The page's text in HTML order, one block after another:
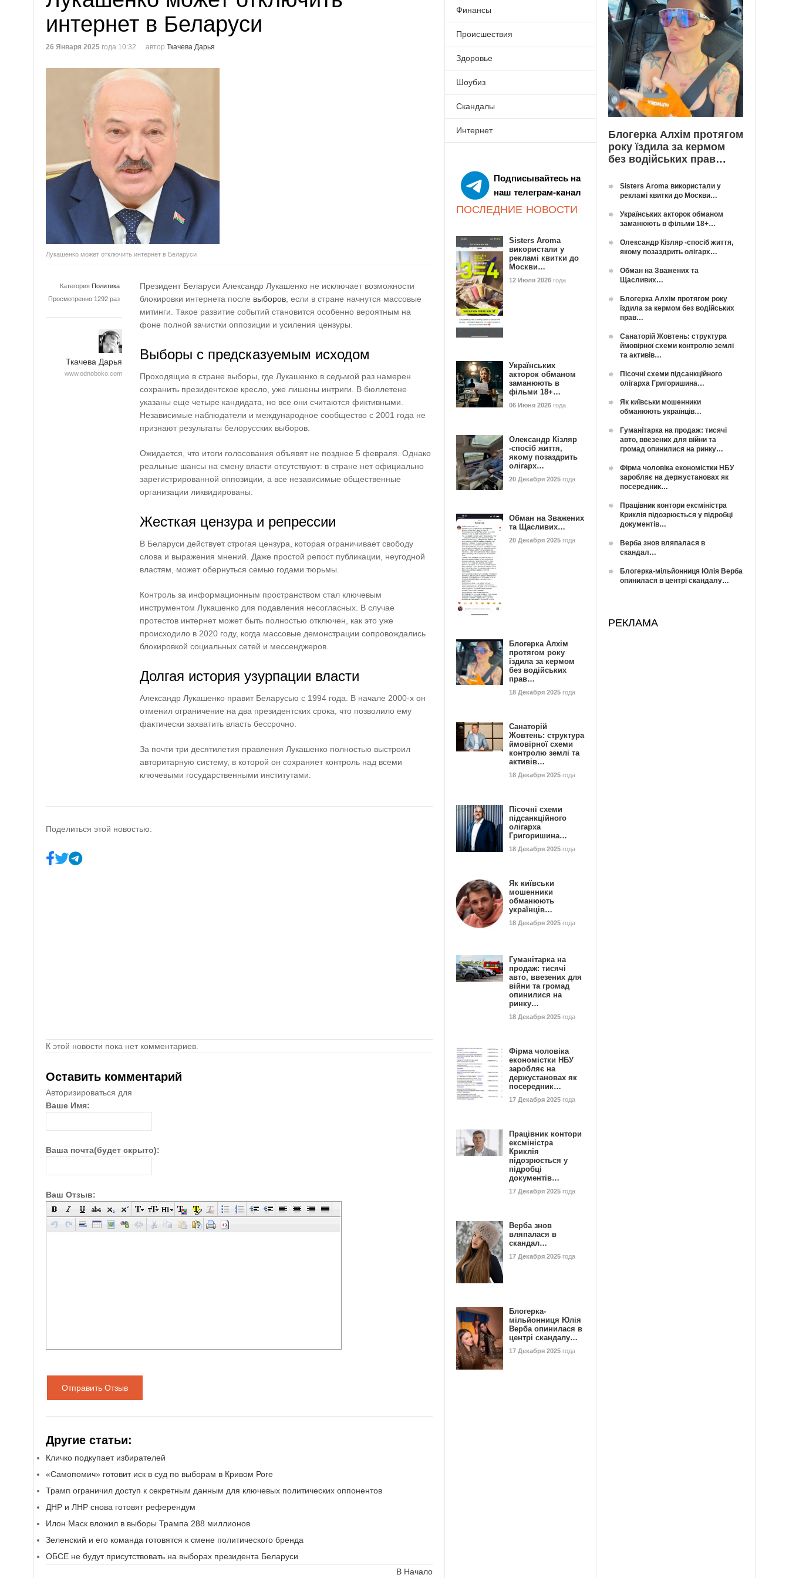
интернет в Беларуси
26 Января 2025 года 10:32 автор Ткачева Дарья
Лукашенко может отключить интернет в Беларуси
Категория Политика
Просмотренно 1292 раз
Ткачева Дарья
www.odnoboko.com
Президент Беларуси Александр Лукашенко не исключает возможности
блокировки интернета после выборов , если в стране начнутся массовые
митинги. Такое развитие событий становится особенно вероятным на
фоне полной зачистки оппозиции и усиления цензуры.
Выборы с предсказуемым исходом
Проходящие в стране выборы, где Лукашенко в седьмой раз намерен
сохранить президентское кресло, уже лишены интриги. В бюллетене
указаны еще четыре кандидата, но все они считаются фиктивными.
Независимые наблюдатели и международное сообщество с 2001 года не
признают результаты белорусских выборов.
Ожидается, что итоги голосования объявят не позднее 5 февраля. Однако
реальные шансы на смену власти отсутствуют: в стране нет официально
зарегистрированной оппозиции, а все независимые общественные
организации ликвидированы.
Жесткая цензура и репрессии
В Беларуси действует строгая цензура, которая ограничивает свободу
слова и выражения мнений. Даже простой репост публикации, неугодной
властям, может обернуться семью годами тюрьмы.
Контроль за информационным пространством стал ключевым
инструментом Лукашенко для подавления несогласных. В случае
протестов интернет может быть полностью отключен, как это уже
происходило в 2020 году, когда массовые демонстрации сопровождались
блокировкой социальных сетей и мессенджеров.
Долгая история узурпации власти
Александр Лукашенко правит Беларусью с 1994 года. В начале 2000-х он
отменил ограничение на два президентских срока, что позволило ему
фактически захватить власть бессрочно.
За почти три десятилетия правления Лукашенко полностью выстроил
авторитарную систему, в которой он сохраняет контроль над всеми
ключевыми государственными институтами.
Поделиться этой новостью:
К этой новости пока нет комментариев.
Оставить комментарий
Авторизироваться для
Ваше Имя:
Ваша почта(будет скрыто):
Ваш Отзыв:
Отправить Отзыв
Другие статьи:
Кличко подкупает избирателей
«Самопомич» готовит иск в суд по выборам в Кривом Роге
Трамп ограничил доступ к секретным данным для ключевых политических оппонентов
ДНР и ЛНР снова готовят референдум
Илон Маск вложил в выборы Трампа 288 миллионов
Зеленский и его команда готовятся к смене политического бренда
ОБСЕ не будут присутствовать на выборах президента Беларуси
В Начало
Финансы
Происшествия
Здоровье
Шоубиз
Скандалы
Интернет
Подписывайтесь на
наш телеграм-канал
ПОСЛЕДНИЕ НОВОСТИ
Sisters Aroma
використали у
рекламі квитки до
Москви…
12 Июля 2026 года
Українських
акторок обманом
заманюють в
фільми 18+…
06 Июня 2026 года
Олександр Кізляр
-спосіб життя,
якому позаздрить
олігарх…
20 Декабря 2025 года
Обман на Зважених
та Щасливих…
20 Декабря 2025 года
Блогерка Алхім
протягом року
їздила за кермом
без водійських
прав…
18 Декабря 2025 года
Санаторій
Жовтень: структура
ймовірної схеми
контролю землі та
активів…
18 Декабря 2025 года
Пісочні схеми
підсанкційного
олігарха
Григоришина…
18 Декабря 2025 года
Як київськи
мошенники
обманюють
українців…
18 Декабря 2025 года
Гуманітарка на
продаж: тисячі
авто, ввезених для
війни та громад
опинилися на
ринку…
18 Декабря 2025 года
Фірма чоловіка
економістки НБУ
заробляє на
держустановах як
посередник…
17 Декабря 2025 года
Працівник контори
ексміністра
Криклія
підозрюється у
підробці
документів…
17 Декабря 2025 года
Верба знов
вляпалася в
скандал…
17 Декабря 2025 года
Блогерка-
мільйонниця Юлія
Верба опинилася в
центрі скандалу…
17 Декабря 2025 года
Блогерка Алхім протягом
року їздила за кермом
без водійських прав…
Sisters Aroma використали у
рекламі квитки до Москви…
Українських акторок обманом
заманюють в фільми 18+…
Олександр Кізляр -спосіб життя,
якому позаздрить олігарх…
Обман на Зважених та
Щасливих…
Блогерка Алхім протягом року
їздила за кермом без водійських
прав…
Санаторій Жовтень: структура
ймовірної схеми контролю землі
та активів…
Пісочні схеми підсанкційного
олігарха Григоришина…
Як київськи мошенники
обманюють українців…
Гуманітарка на продаж: тисячі
авто, ввезених для війни та
громад опинилися на ринку…
Фірма чоловіка економістки НБУ
заробляє на держустановах як
посередник…
Працівник контори ексміністра
Криклія підозрюється у підробці
документів…
Верба знов вляпалася в
скандал…
Блогерка-мільйонниця Юлія Верба
опинилася в центрі скандалу…
РЕКЛАМА